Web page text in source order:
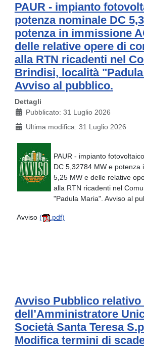
PAUR - impianto
potenza nominale DC
potenza in immissione
delle relative opere di
alla RTN ricadenti nel
Brindisi, località
Avviso al pubblico.
Dettagli
Pubblicato: 31 Luglio 2026
Ultima modifica: 31 Luglio 2026
PAUR - impianto
DC 5,32784 MW e potenza
5,25 MW e delle relative
alla RTN ricadenti nel
"Padula Maria". Avviso al
Avviso ( .pdf)
Avviso Pubblico relativo
dell’Amministratore
Società Santa Teresa
Modifica termini di